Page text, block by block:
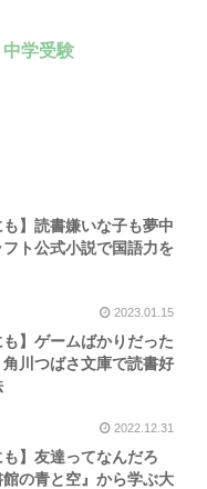
学受験
も】読書嫌いな子も夢中
ト公式小説で国語力を
2023.01.15
も】ゲームばかりだった
川つばさ文庫で読書好
2022.12.31
】 友達ってなんだろ
の青と空』から学ぶ大